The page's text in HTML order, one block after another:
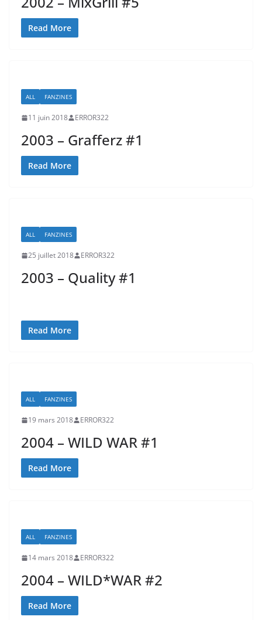
Read More
ALL FANZINES
11 juin 2018 ERROR322
2003 – Grafferz #1
Read More
ALL FANZINES
25 juillet 2018 ERROR322
2003 – Quality #1
Read More
ALL FANZINES
19 mars 2018 ERROR322
2004 – WILD WAR #1
Read More
ALL FANZINES
14 mars 2018 ERROR322
2004 – WILD*WAR #2
Read More